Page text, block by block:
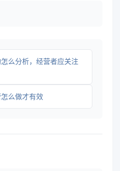
么分析，经营者应关注
么做才有效